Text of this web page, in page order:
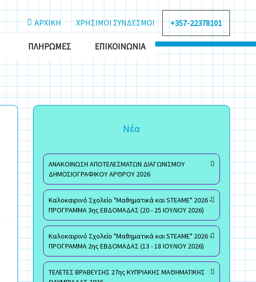
ΑΡΧΙΚΗ ΧΡΗΣΙΜΟΙ ΣΥΝΔΕΣΜΟΙ +357-22378101
ΠΛΗΡΩΜΈΣ ΕΠΙΚΟΙΝΩΝΊΑ
Νέα
ΑΝΑΚΟΙΝΩΣΗ ΑΠΟΤΕΛΕΣΜΑΤΩΝ ΔΙΑΓΩΝΙΣΜΟΥ
ΔΗΜΟΣΙΟΓΡΑΦΙΚΟΥ ΑΡΘΡΟΥ 2026
Καλοκαιρινό Σχολείο "Μαθηματικά και STEAME" 2026 -
ΠΡΟΓΡΑΜΜΑ 3ης ΕΒΔΟΜΑΔΑΣ (20 - 25 ΙΟΥΛΙΟΥ 2026)
Καλοκαιρινό Σχολείο "Μαθηματικά και STEAME" 2026 -
ΠΡΟΓΡΑΜΜΑ 2ης ΕΒΔΟΜΑΔΑΣ (13 - 18 ΙΟΥΛΙΟΥ 2026)
ΤΕΛΕΤΕΣ ΒΡΑΒΕΥΣΗΣ 27ης ΚΥΠΡΙΑΚΗΣ ΜΑΘΗΜΑΤΙΚΗΣ